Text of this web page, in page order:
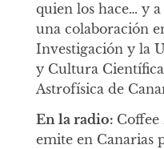
quien los hace… y a
una colaboración
Investigación y la
y Cultura
Astrofísica de
En la radio: Coffee
emite en Canarias